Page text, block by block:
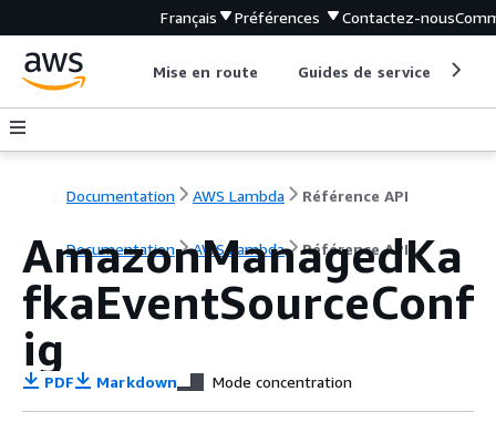
Français Préférences Contactez-nous
Mise en route Guides de service
Documentation AWS Lambda Référence API
Documentation AWS Lambda Référence API
AmazonManagedKa
fkaEventSourceConf
ig
PDF Markdown Mode concentration